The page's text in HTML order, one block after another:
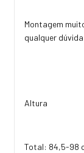
Montagem
qualquer
Altura
Total: 84,5-98